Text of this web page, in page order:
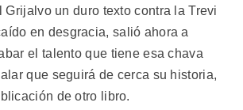
Grijalvo un duro texto contra la Trevi
en desgracia, salió ahora a
el talento que tiene esa chava
que seguirá de cerca su historia,
de otro libro.